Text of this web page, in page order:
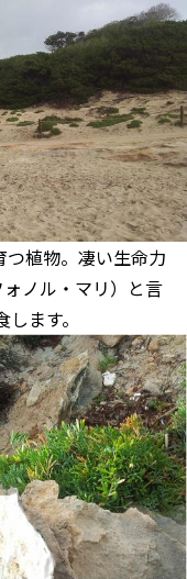
つ植物。凄い生命力
ノル・マリ）と言
ます。